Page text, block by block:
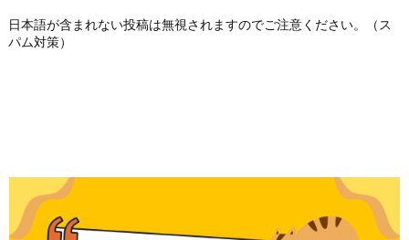
日本語が含まれない投稿は無視されますのでご注意ください。（ス
パム対策）